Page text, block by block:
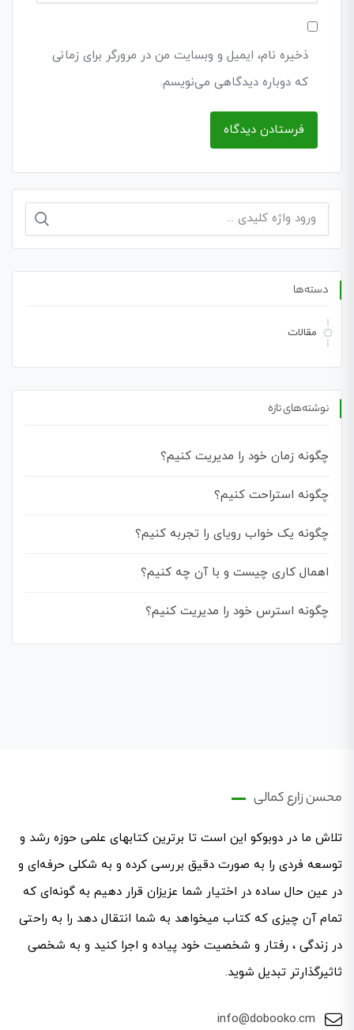
ذخیره نام، ایمیل و وبسایت من در مرورگر برای زمانی
که دوباره دیدگاهی می‌نویسم.
جستجو
دسته‌ها
مقالات
نوشته‌های تازه
چگونه زمان خود را مدیریت کنیم؟
چگونه استراحت کنیم؟
چگونه یک خواب رویای را تجربه کنیم؟
اهمال کاری چیست و با آن چه کنیم؟
چگونه استرس خود را مدیریت کنیم؟
محسن زارع کمالی
تلاش ما در دوبوکو این است تا برترین کتابهای علمی حوزه رشد و
توسعه فردی را به صورت دقیق بررسی کرده و به شکلی حرفه‌ای ‌و
در عین حال ساده در اختیار شما عزیزان قرار دهیم به گونه‌ای که
تمام آن چیزی که کتاب میخواهد به شما انتقال دهد را به راحتی
در زندگی ، رفتار و شخصیت خود پیاده و اجرا کنید و به شخصی
ثاثیرگذارتر تبدیل شوید.
info@dobooko.cm